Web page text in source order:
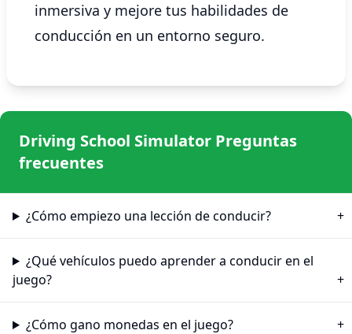
inmersiva y mejore tus habilidades de
conducción en un entorno seguro.
Driving School Simulator Preguntas
frecuentes
¿Cómo empiezo una lección de conducir?
¿Qué vehículos puedo aprender a conducir en el
juego?
¿Cómo gano monedas en el juego?